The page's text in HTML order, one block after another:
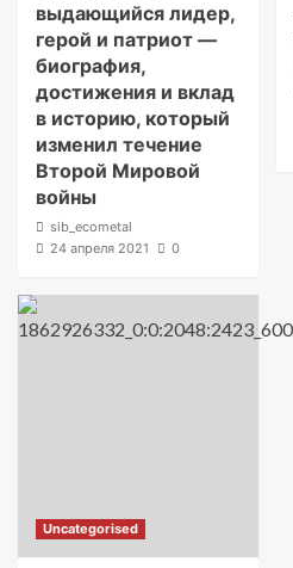
выдающийся лидер,
герой и патриот —
биография,
достижения и вклад
в историю, который
изменил течение
Второй Мировой
войны
sib_ecometal
24 апреля 2021
0
Uncategorised